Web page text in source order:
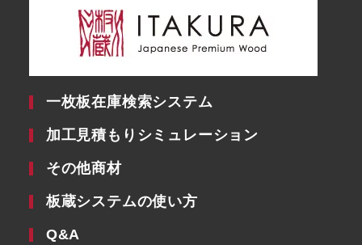
一枚板在庫検索システム
加工見積もりシミュレーション
その他商材
板蔵システムの使い方
Q&A